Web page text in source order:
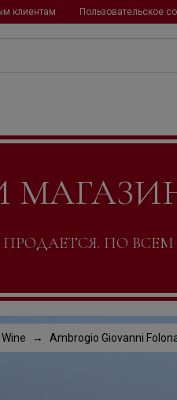
клиентам Пользовательское
ПО ВСЕМ
Ambrogio Giovanni